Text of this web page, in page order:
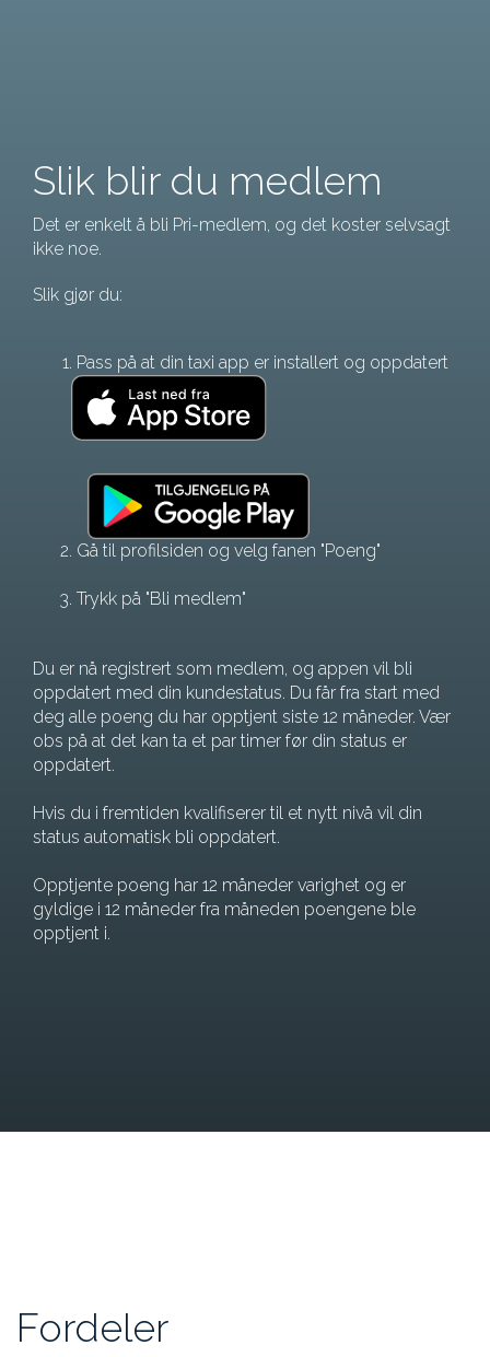
Slik blir du medlem
Det er enkelt å bli Pri-medlem, og det koster selvsagt
ikke noe.
Slik gjør du:
Pass på at din taxi app er installert og oppdatert
Gå til profilsiden og velg fanen "Poeng"
Trykk på "Bli medlem"
Du er nå registrert som medlem, og appen vil bli
oppdatert med din kundestatus. Du får fra start med
deg alle poeng du har opptjent siste 12 måneder. Vær
obs på at det kan ta et par timer før din status er
oppdatert.
Hvis du i fremtiden kvalifiserer til et nytt nivå vil din
status automatisk bli oppdatert.
Opptjente poeng har 12 måneder varighet og er
gyldige i 12 måneder fra måneden poengene ble
opptjent i.
Fordeler